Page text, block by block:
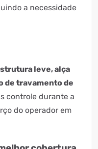
a necessidade
leve, alça
de travamento de
controle durante a
do operador em